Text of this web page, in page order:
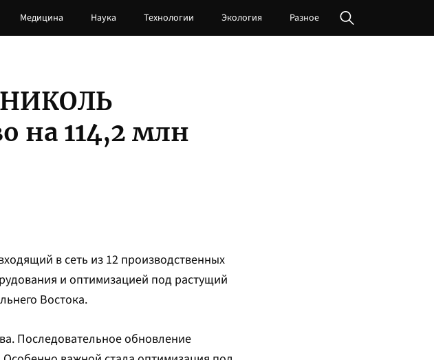
Медицина Наука Технологии Экология Разное
на 114,2 млн
в сеть из 12 производственных
и оптимизацией под растущий
Востока.
Последовательное обновление